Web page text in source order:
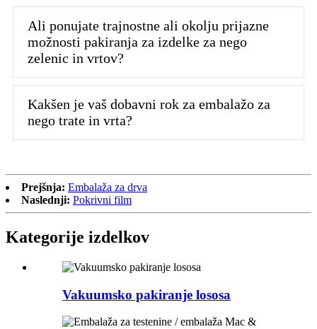
Ali ponujate trajnostne ali okolju prijazne
možnosti pakiranja za izdelke za nego
zelenic in vrtov?
Kakšen je vaš dobavni rok za embalažo za
nego trate in vrta?
Prejšnja: Embalaža za drva
Naslednji: Pokrivni film
Kategorije izdelkov
Vakuumsko pakiranje lososa